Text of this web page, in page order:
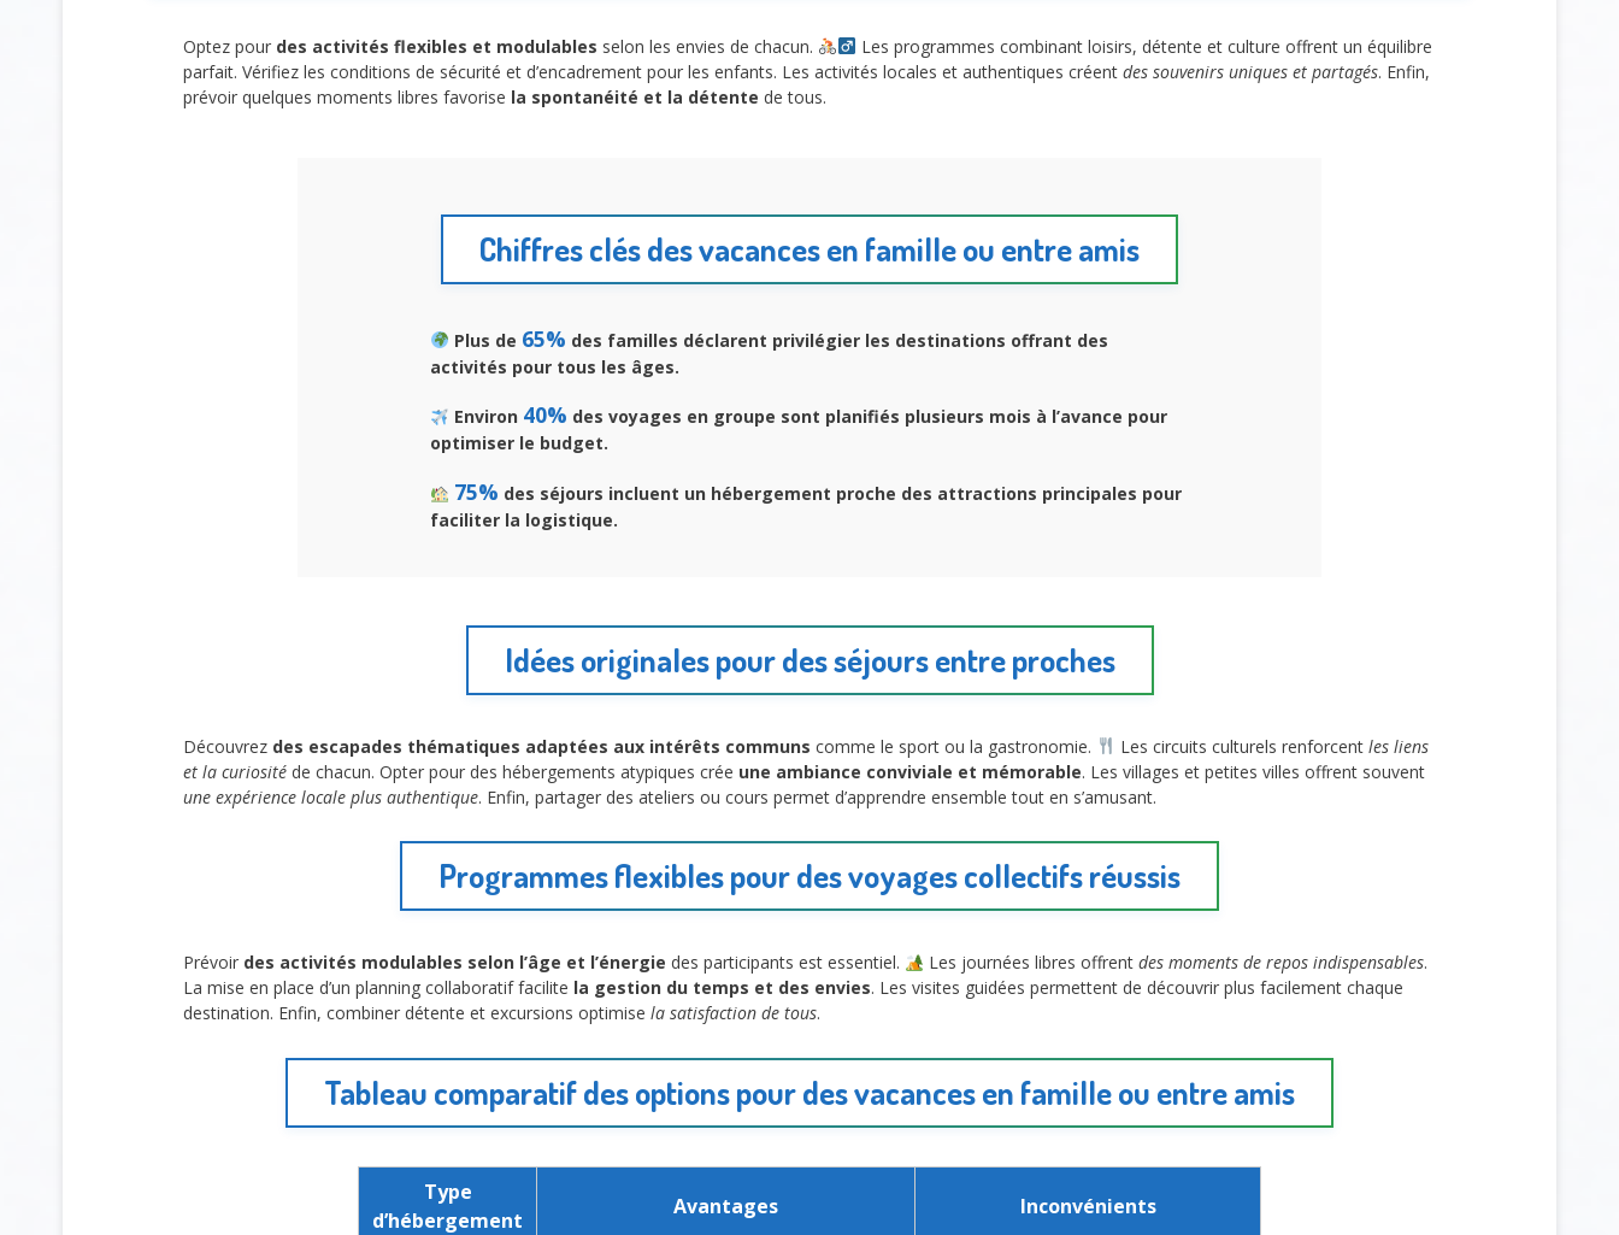
Optez pour des activités flexibles et modulables selon les envies de chacun.
Les programmes combinant loisirs, détente et culture offrent un équilibre
parfait. Vérifiez les conditions de sécurité et d’encadrement pour les enfants. Les activités locales et authentiques créent des souvenirs uniques et partagés. Enfin,
prévoir quelques moments libres favorise la spontanéité et la détente de tous.
Chiffres clés des vacances en famille ou entre amis
Plus de 65% des familles déclarent privilégier les destinations offrant des
activités pour tous les âges.
Environ 40% des voyages en groupe sont planifiés plusieurs mois à l’avance pour
optimiser le budget.
75% des séjours incluent un hébergement proche des attractions principales pour
faciliter la logistique.
Idées originales pour des séjours entre proches
Découvrez des escapades thématiques adaptées aux intérêts communs comme le sport ou la gastronomie. Les circuits culturels renforcent les liens
et la curiosité de chacun. Opter pour des hébergements atypiques crée une ambiance conviviale et mémorable. Les villages et petites villes offrent souvent
une expérience locale plus authentique. Enfin, partager des ateliers ou cours permet d’apprendre ensemble tout en s’amusant.
Programmes flexibles pour des voyages collectifs réussis
Prévoir des activités modulables selon l’âge et l’énergie des participants est essentiel. Les journées libres offrent des moments de repos indispensables.
La mise en place d’un planning collaboratif facilite la gestion du temps et des envies. Les visites guidées permettent de découvrir plus facilement chaque
destination. Enfin, combiner détente et excursions optimise la satisfaction de tous.
Tableau comparatif des options pour des vacances en famille ou entre amis
Type
d’hébergement
Avantages Inconvénients